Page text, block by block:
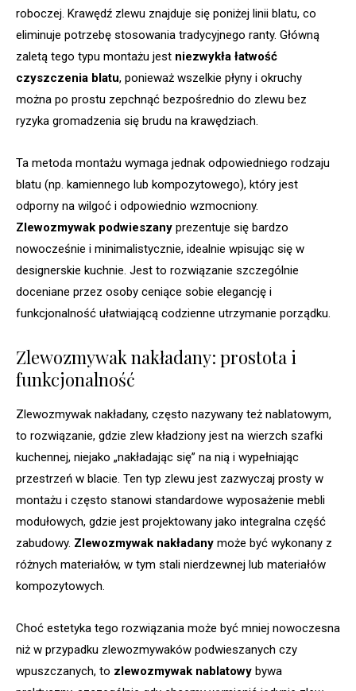
roboczej. Krawędź zlewu znajduje się poniżej linii blatu, co
eliminuje potrzebę stosowania tradycyjnego ranty. Główną
zaletą tego typu montażu jest niezwykła łatwość
czyszczenia blatu, ponieważ wszelkie płyny i okruchy
można po prostu zepchnąć bezpośrednio do zlewu bez
ryzyka gromadzenia się brudu na krawędziach.
Ta metoda montażu wymaga jednak odpowiedniego rodzaju
blatu (np. kamiennego lub kompozytowego), który jest
odporny na wilgoć i odpowiednio wzmocniony.
Zlewozmywak podwieszany prezentuje się bardzo
nowocześnie i minimalistycznie, idealnie wpisując się w
designerskie kuchnie. Jest to rozwiązanie szczególnie
doceniane przez osoby ceniące sobie elegancję i
funkcjonalność ułatwiającą codzienne utrzymanie porządku.
Zlewozmywak nakładany: prostota i
funkcjonalność
Zlewozmywak nakładany, często nazywany też nablatowym,
to rozwiązanie, gdzie zlew kładziony jest na wierzch szafki
kuchennej, niejako „nakładając się” na nią i wypełniając
przestrzeń w blacie. Ten typ zlewu jest zazwyczaj prosty w
montażu i często stanowi standardowe wyposażenie mebli
modułowych, gdzie jest projektowany jako integralna część
zabudowy. Zlewozmywak nakładany może być wykonany z
różnych materiałów, w tym stali nierdzewnej lub materiałów
kompozytowych.
Choć estetyka tego rozwiązania może być mniej nowoczesna
niż w przypadku zlewozmywaków podwieszanych czy
wpuszczanych, to zlewozmywak nablatowy bywa